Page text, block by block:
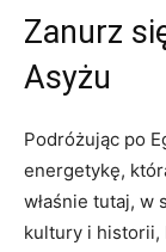
Zanurz
‍Asyżu
Podróżując ‌po
energetykę,
właśnie tutaj,‌ w
kultury i ⁤historii,